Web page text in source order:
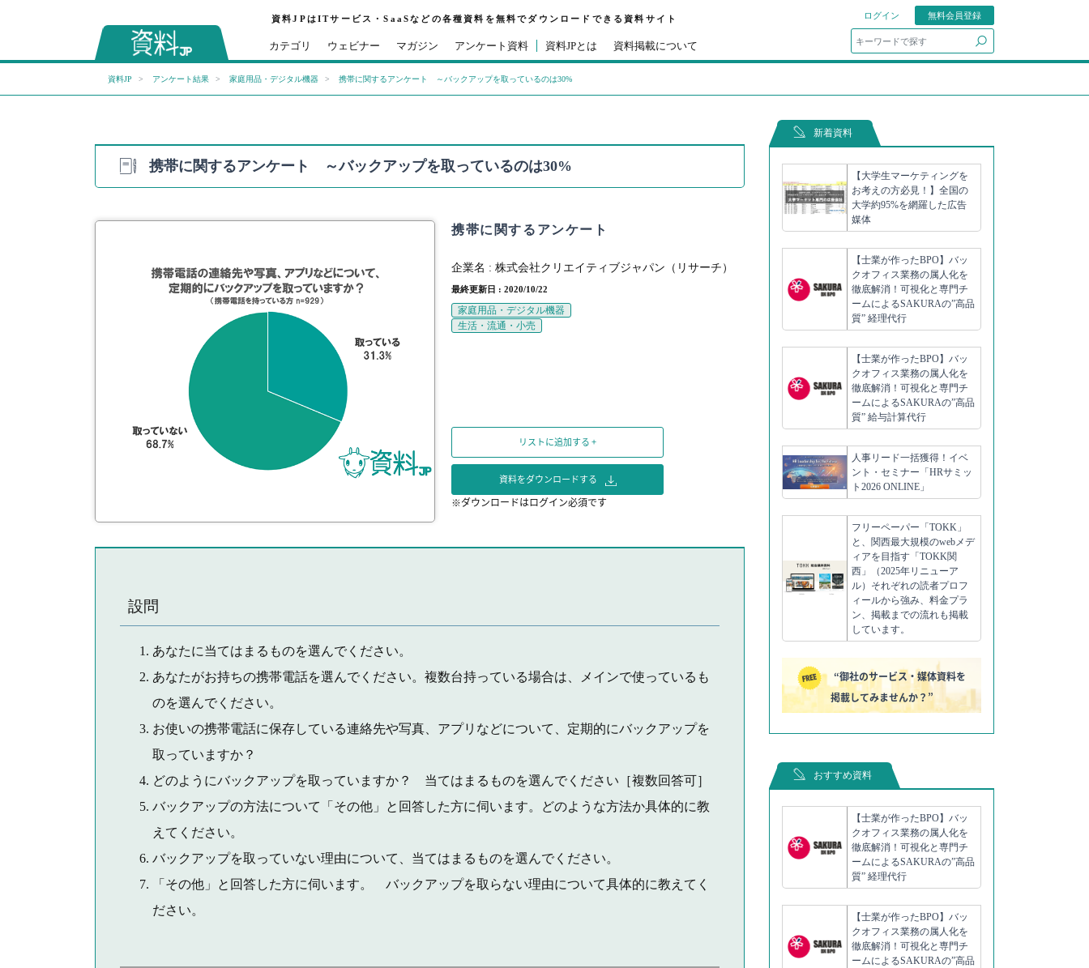
資料JPはITサービス・SaaSなどの各種資料を無料でダウンロードできる資料サイト
カテゴリ ウェビナー マガジン アンケート資料 資料JPとは 資料掲載について
ログイン
無料会員登録
資料JP アンケート結果 家庭用品・デジタル機器 携帯に関するアンケート ～バックアップを取っているのは30%
携帯に関するアンケート ～バックアップを取っているのは30%
携帯に関するアンケート
企業名 : 株式会社クリエイティブジャパン（リサーチ）
最終更新日 : 2020/10/22
家庭用品・デジタル機器
生活・流通・小売
リストに追加する +
資料をダウンロードする
※ダウンロードはログイン必須です
設問
あなたに当てはまるものを選んでください。
あなたがお持ちの携帯電話を選んでください。複数台持っている場合は、メインで使っているも
のを選んでください。
お使いの携帯電話に保存している連絡先や写真、アプリなどについて、定期的にバックアップを
取っていますか？
どのようにバックアップを取っていますか？ 当てはまるものを選んでください［複数回答可］
バックアップの方法について「その他」と回答した方に伺います。どのような方法か具体的に教
えてください。
バックアップを取っていない理由について、当てはまるものを選んでください。
「その他」と回答した方に伺います。 バックアップを取らない理由について具体的に教えてく
ださい。
新着資料
【大学生マーケティングを
お考えの方必見！】全国の
大学約95%を網羅した広告
媒体
【士業が作ったBPO】バッ
クオフィス業務の属人化を
徹底解消！可視化と専門チ
ームによるSAKURAの”高品
質” 経理代行
【士業が作ったBPO】バッ
クオフィス業務の属人化を
徹底解消！可視化と専門チ
ームによるSAKURAの”高品
質” 給与計算代行
人事リード一括獲得！イベ
ント・セミナー「HRサミッ
ト2026 ONLINE」
フリーペーパー「TOKK」
と、関西最大規模のwebメデ
ィアを目指す「TOKK関
西」（2025年リニューア
ル）それぞれの読者プロフ
ィールから強み、料金プラ
ン、掲載までの流れも掲載
しています。
“御社のサービス・媒体資料を
掲載してみませんか？”
おすすめ資料
【士業が作ったBPO】バッ
クオフィス業務の属人化を
徹底解消！可視化と専門チ
ームによるSAKURAの”高品
質” 経理代行
【士業が作ったBPO】バッ
クオフィス業務の属人化を
徹底解消！可視化と専門チ
ームによるSAKURAの”高品